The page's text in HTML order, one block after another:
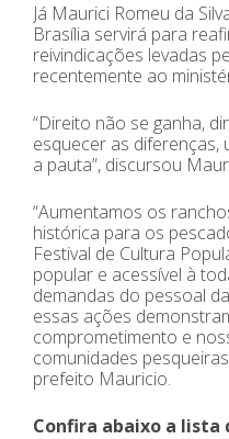
Já Maurici Romeu da
Brasília servirá para
reivindicações levadas
recentemente ao
“Direito não se ganha,
esquecer as diferenças,
a pauta”, discursou
“Aumentamos os
histórica para os
Festival de Cultura
popular e acessível à
demandas do pessoal
essas ações
comprometimento e
comunidades
prefeito Mauricio.
Confira abaixo a lista